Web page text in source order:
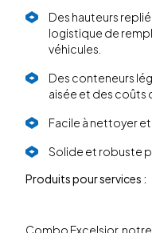
Des hauteurs
logistique de
véhicules.
Des conteneurs
aisée et des coûts
Facile à nettoyer
Solide et robuste
Produits pour services :
Combo Excelsior,